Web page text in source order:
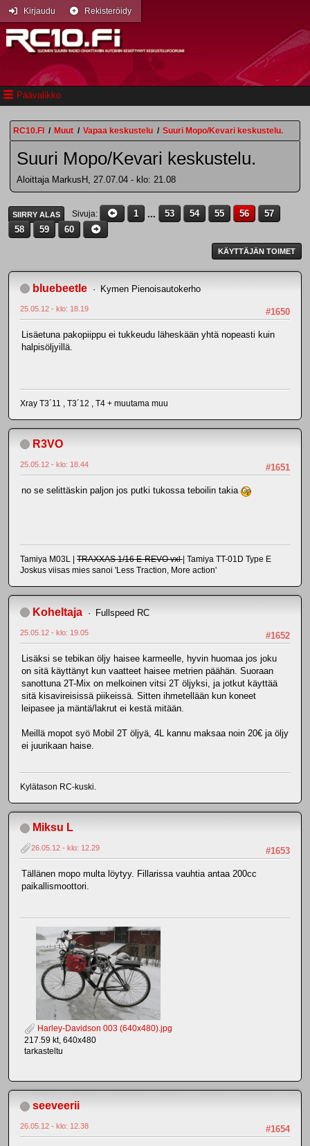
Päävalikko
Kirjaudu Rekisteröidy
RC10.FI / Muut / Vapaa keskustelu / Suuri Mopo/Kevari keskustelu.
Suuri Mopo/Kevari keskustelu.
Aloittaja MarkusH, 27.07.04 - klo: 21.08
SIIRRY ALAS Sivuja 1 ... 53 54 55 56
57
58
59 60
KÄYTTÄJÄN TOIMET
bluebeetle Kymen Pienoisautokerho
#1650
25.05.12 - klo: 18.19
Lisäetuna pakopiippu ei tukkeudu läheskään yhtä nopeasti kuin
halpisöljyillä.
Xray T3´11 , T3´12 , T4 + muutama muu
R3VO
#1651
25.05.12 - klo: 18.44
no se selittäskin paljon jos putki tukossa teboilin takia
Tamiya M03L | TRAXXAS 1/16 E-REVO vxl| Tamiya TT-01D Type E
Joskus viisas mies sanoi 'Less Traction, More action'
Koheltaja Fullspeed RC
#1652
25.05.12 - klo: 19.05
Lisäksi se tebikan öljy haisee karmeelle, hyvin huomaa jos joku
on sitä käyttänyt kun vaatteet haisee metrien päähän. Suoraan
sanottuna 2T-Mix on melkoinen vitsi 2T öljyksi, ja jotkut käyttää
sitä kisavireisissä piikeissä. Sitten ihmetellään kun koneet
leipasee ja mäntä/lakrut ei kestä mitään.
Meillä mopot syö Mobil 2T öljyä, 4L kannu maksaa noin 20€ ja öljy
ei juurikaan haise.
Kylätason RC-kuski.
Miksu L
#1653
26.05.12 - klo: 12.29
Tällänen mopo multa löytyy. Fillarissa vauhtia antaa 200cc
paikallismoottori.
Harley-Davidson 003 (640x480).jpg
217.59 kt, 640x480
tarkasteltu
seeveerii
#1654
26.05.12 - klo: 12.38